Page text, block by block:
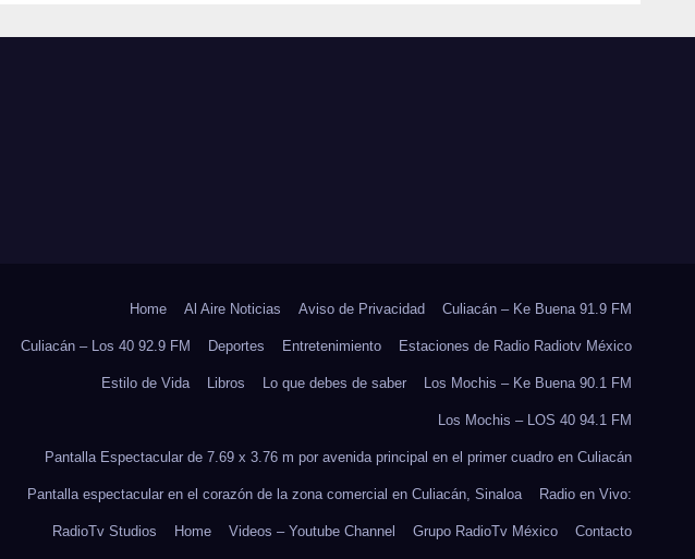
OBRAS ANTES DEL
REHABILITACIÓN
Home Al Aire Noticias Aviso de Privacidad Culiacán – Ke Buena 91.9 FM
Culiacán – Los 40 92.9 FM Deportes Entretenimiento Estaciones de Radio Radiotv México
Estilo de Vida Libros Lo que debes de saber Los Mochis – Ke Buena 90.1 FM
Los Mochis – LOS 40 94.1 FM
Pantalla Espectacular de 7.69 x 3.76 m por avenida principal en el primer cuadro en Culiacán
Pantalla espectacular en el corazón de la zona comercial en Culiacán, Sinaloa Radio en Vivo:
RadioTv Studios Home Videos – Youtube Channel Grupo RadioTv México Contacto